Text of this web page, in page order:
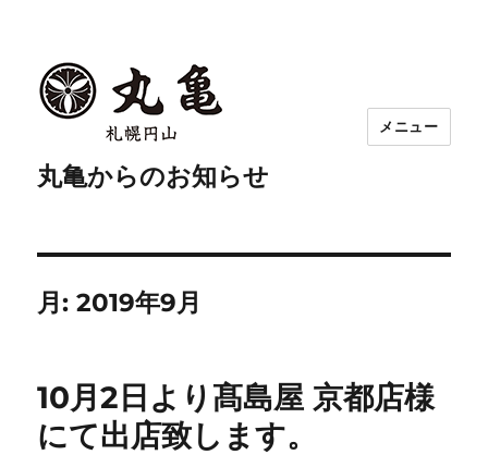
丸亀からのお知らせ
メニュー
月:2019年9月
10月2日より髙島屋 京都店様
にて出店致します。